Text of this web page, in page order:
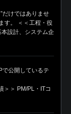
だけではありませ
す。 ＜＜工程・役
設計、システム企
で公開しているテ
＞＞ PM/PL・ITコ